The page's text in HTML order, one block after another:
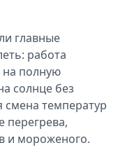
главные
работа
на полную
солнце без
смена температур
перегрева,
и мороженого.